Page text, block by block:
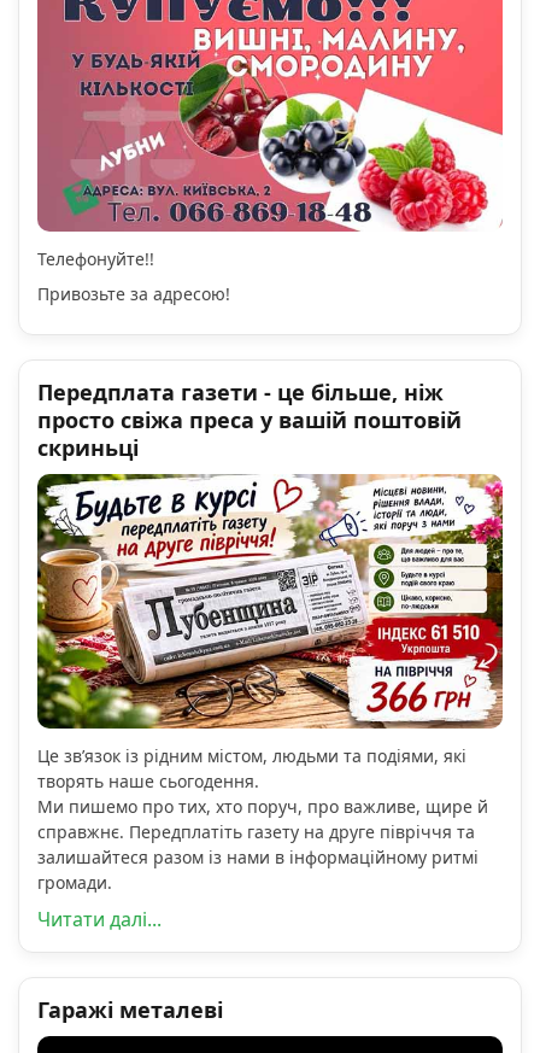
Телефонуйте!!
Привозьте за адресою!
Передплата газети - це більше, ніж
просто свіжа преса у вашій поштовій
скриньці
Це зв’язок із рідним містом, людьми та подіями, які
творять наше сьогодення.
Ми пишемо про тих, хто поруч, про важливе, щире й
справжнє. Передплатіть газету на друге півріччя та
залишайтеся разом із нами в інформаційному ритмі
громади.
Читати далі...
Гаражі металеві